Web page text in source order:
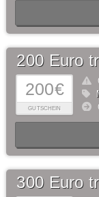
200€
GUTSCHEIN
200 Euro
300 Euro